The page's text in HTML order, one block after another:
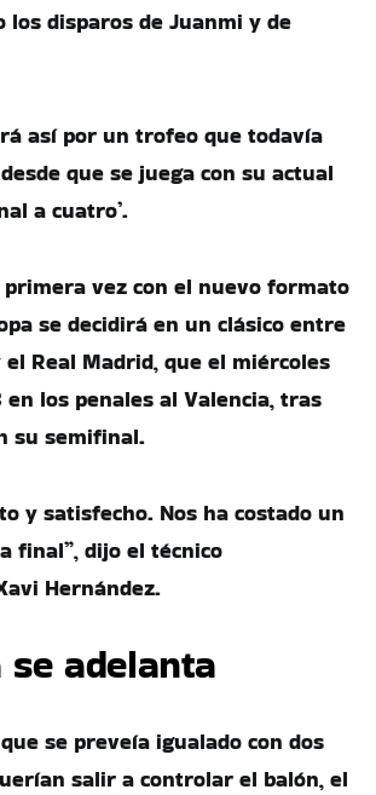
los disparos de Juanmi y de
así por un trofeo que todavía
que se juega con su actual
a cuatro’.
primera vez con el nuevo formato
se decidirá en un clásico entre
Real Madrid, que el miércoles
los penales al Valencia, tras
su semifinal.
y satisfecho. Nos ha costado un
final”, dijo el técnico
Hernández.
se adelanta
se preveía igualado con dos
salir a controlar el balón, el